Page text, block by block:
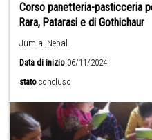
Corso panetteria-pasticceria
Rara, Patarasi e di Gothichaur
Jumla ,Nepal
Data di inizio 06/11/2024
stato concluso